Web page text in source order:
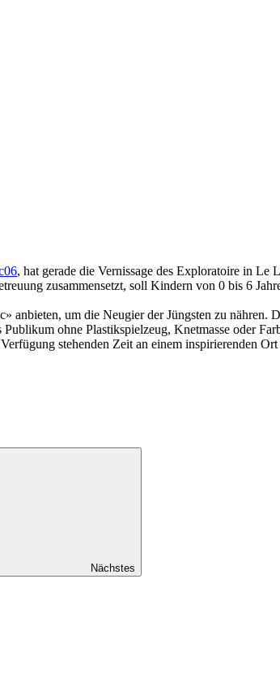
, hat gerade die Vernissage des Exploratoire in Le
zusammensetzt, soll Kindern von 0 bis 6
um die Neugier der Jüngsten zu nähren.
ohne Plastikspielzeug, Knetmasse oder
stehenden Zeit an einem inspirierenden
Nächstes